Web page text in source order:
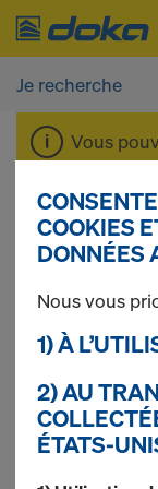
Vous
après
dalles
COOKIES
DONNÉES
Nous vous
1) À
2) AU
ÉTATS-